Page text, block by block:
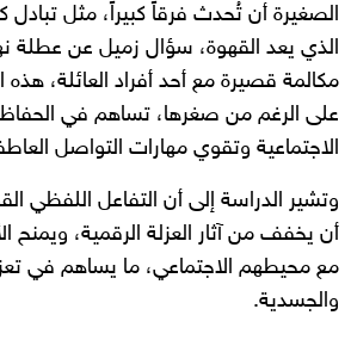
الصغيرة أن تُحدث فرقاً كبيراً، مثل تبادل
الذي يعد القهوة، سؤال زميل عن عطلة
مكالمة قصيرة مع أحد أفراد العائلة، هذه
على الرغم من صغرها، تساهم في الحفاظ
الاجتماعية وتقوي مهارات التواصل
وتشير الدراسة إلى أن التفاعل اللفظي
أن يخفف من آثار العزلة الرقمية، ويمنح
مع محيطهم الاجتماعي، ما يساهم في
والجسدية.